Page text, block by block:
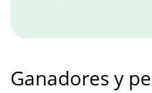
Ganadores y